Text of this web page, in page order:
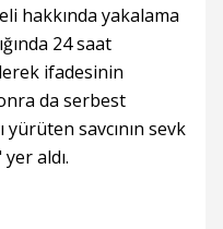
hakkında yakalama
24 saat
ifadesinin
da serbest
savcının sevk
aldı.